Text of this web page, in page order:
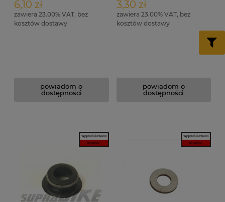
6,10 zł
zawiera 23.00% VAT, bez
kosztów dostawy
powiadom o
dostępności
3,30 zł
zawiera 23.00% VAT, bez
kosztów dostawy
powiadom o
dostępności